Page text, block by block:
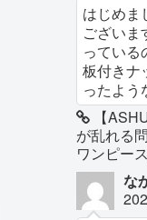
はじめま
ございま
っている
板付きナ
ったよう
【
が乱れる
ワンピー
な